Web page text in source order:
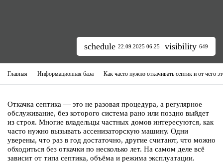
schedule 22.09.2025 06:25 visibility 649
Главная Информационная база Как часто нужно откачивать септик и от чего
Откачка септика — это не разовая процедура, а регулярное
обслуживание, без которого система рано или поздно выйдет
из строя. Многие владельцы частных домов интересуются, как
часто нужно вызывать ассенизаторскую машину. Одни
уверены, что раз в год достаточно, другие считают, что можно
обходиться без откачки по несколько лет. На самом деле всё
зависит от типа септика, объёма и режима эксплуатации.